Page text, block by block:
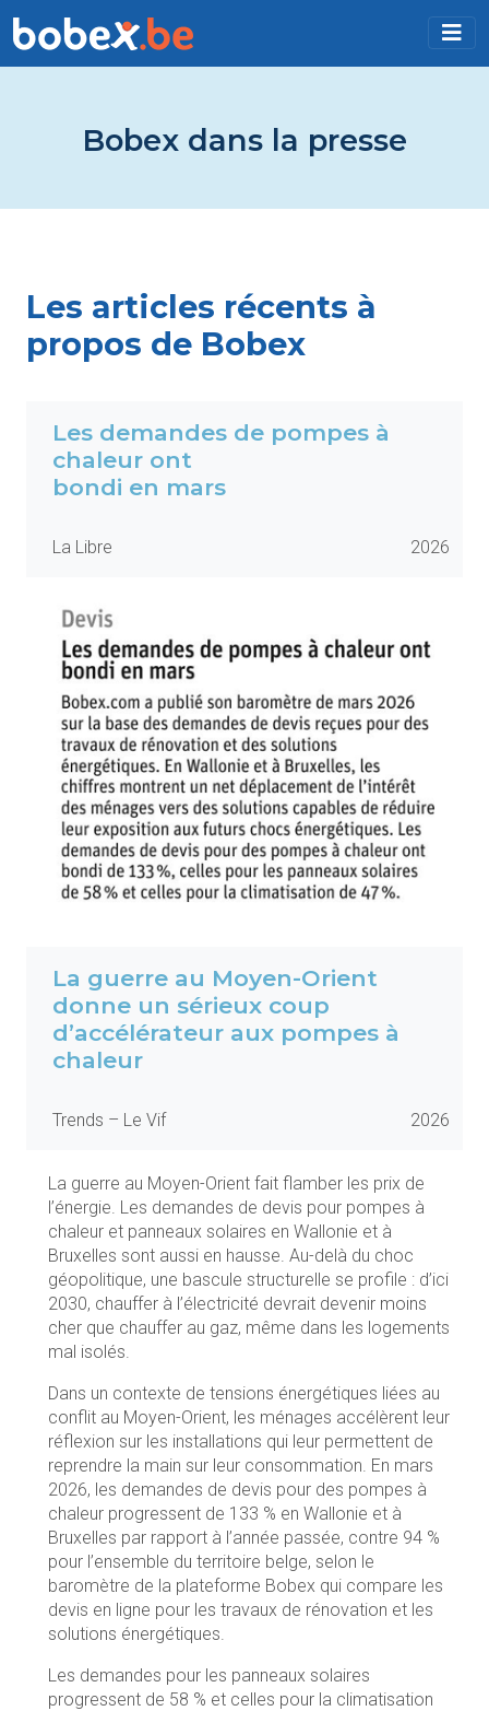
Bobex dans la presse
Les articles récents à
propos de Bobex
Les demandes de pompes à
chaleur ont
bondi en mars
La Libre 2026
La guerre au Moyen-Orient
donne un sérieux coup
d’accélérateur aux pompes à
chaleur
Trends – Le Vif 2026
La guerre au Moyen-Orient fait flamber les prix de
l’énergie. Les demandes de devis pour pompes à
chaleur et panneaux solaires en Wallonie et à
Bruxelles sont aussi en hausse. Au-delà du choc
géopolitique, une bascule structurelle se profile : d’ici
2030, chauffer à l’électricité devrait devenir moins
cher que chauffer au gaz, même dans les logements
mal isolés.
Dans un contexte de tensions énergétiques liées au
conflit au Moyen-Orient, les ménages accélèrent leur
réflexion sur les installations qui leur permettent de
reprendre la main sur leur consommation. En mars
2026, les demandes de devis pour des pompes à
chaleur progressent de 133 % en Wallonie et à
Bruxelles par rapport à l’année passée, contre 94 %
pour l’ensemble du territoire belge, selon le
baromètre de la plateforme Bobex qui compare les
devis en ligne pour les travaux de rénovation et les
solutions énergétiques.
Les demandes pour les panneaux solaires
progressent de 58 % et celles pour la climatisation